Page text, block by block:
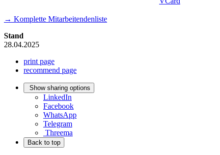
→ Komplette Mitarbeitendenliste
Stand
28.04.2025
print page
recommend page
Show sharing options
LinkedIn
Facebook
WhatsApp
Telegram
Threema
Back to top